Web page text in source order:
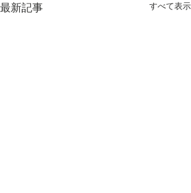
最新記事 すべて表示